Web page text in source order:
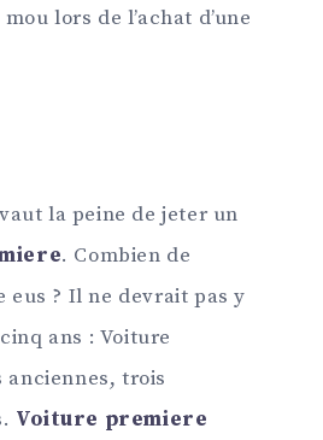
lors de l’achat d’une
la peine de jeter un
. Combien de
? Il ne devrait pas y
ans : Voiture
trois
Voiture premiere